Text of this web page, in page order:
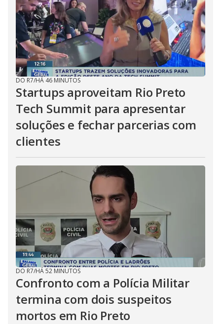
DO R7/HÁ 46 MINUTOS
Startups aproveitam Rio Preto
Tech Summit para apresentar
soluções e fechar parcerias com
clientes
DO R7/HÁ 52 MINUTOS
Confronto com a Polícia Militar
termina com dois suspeitos
mortos em Rio Preto